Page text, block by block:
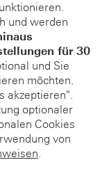
und werden
für 30
und Sie
möchten.
akzeptieren".
optionaler
Cookies
von
.